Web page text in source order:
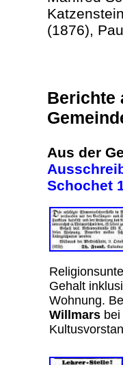
(1876),
Berichte
Aus der
Schochet
Gehalt
Wohnung.
Willmars